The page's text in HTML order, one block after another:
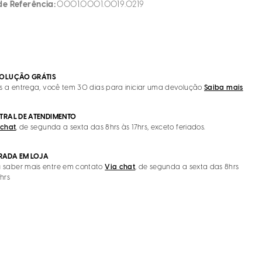
Referência 0001.0001.0019.0219
GRÁTIS
a entrega, você tem 30 dias para iniciar uma devolução Saiba mais
DE ATENDIMENTO
, de segunda a sexta das 8hrs às 17hrs, exceto feriados.
EM LOJA
saber mais entre em contatoVia chat, de segunda a sexta das 8hrs